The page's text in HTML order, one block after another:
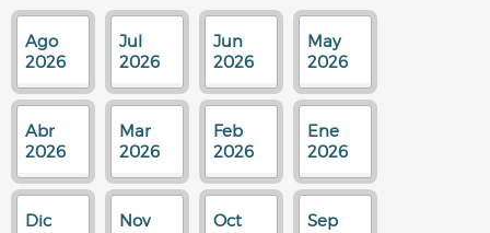
Ago
2026
Jul
2026
Jun
2026
May
2026
Abr
2026
Mar
2026
Feb
2026
Ene
2026
Dic
Nov
Oct
Sep